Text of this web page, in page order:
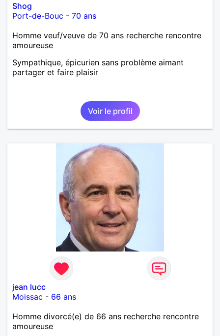
Shog
Port-de-Bouc - 70 ans
Homme veuf/veuve de 70 ans recherche rencontre
amoureuse
Sympathique, épicurien sans problème aimant
partager et faire plaisir
Voir le profil
jean lucc
Moissac - 66 ans
Homme divorcé(e) de 66 ans recherche rencontre
amoureuse